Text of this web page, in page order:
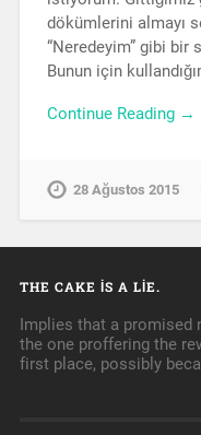
dökümlerini almayı
“Neredeyim” gibi bir
Bunun için
Continue Reading →
28 Ağustos 2015
THE CAKE IS A LIE.
Implies that a promised
the one proffering the
first place, possibly